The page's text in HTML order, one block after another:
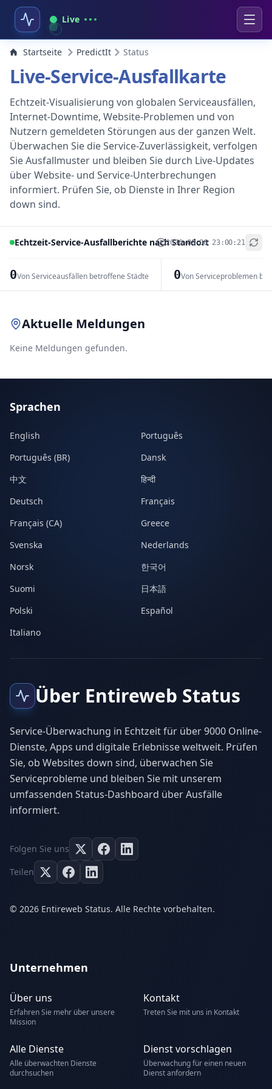
Live
Startseite PredictIt Status
Live-Service-Ausfallkarte
Echtzeit-Visualisierung von globalen Serviceausfällen,
Internet-Downtime, Website-Problemen und von
Nutzern gemeldeten Störungen aus der ganzen Welt.
Überwachen Sie die Service-Zuverlässigkeit, verfolgen
Sie Ausfallmuster und bleiben Sie durch Live-Updates
über Website- und Service-Unterbrechungen
informiert. Prüfen Sie, ob Dienste in Ihrer Region
down sind.
Echtzeit-Service-Ausfallberichte nach Standort
2026-08-06 23:00:21
0Von Serviceausfällen betroffene Städte 0Von Serviceproblemen
+
Aktuelle Meldungen
Keine Meldungen gefunden.
Sprachen
English
Português
Português (BR)
Dansk
中文
हिन्दी
Deutsch
Français
Français (CA)
Greece
Svenska
Nederlands
Norsk
한국어
Suomi
日本語
Polski
Español
Italiano
Über Entireweb Status
Service-Überwachung in Echtzeit für über 9000 Online-
Dienste, Apps und digitale Erlebnisse weltweit. Prüfen
Sie, ob Websites down sind, überwachen Sie
Serviceprobleme und bleiben Sie mit unserem
umfassenden Status-Dashboard über Ausfälle
informiert.
Folgen Sie uns
Teilen
© 2026 Entireweb Status. Alle Rechte vorbehalten.
Unternehmen
Über uns
Erfahren Sie mehr über unsere
Mission
Kontakt
Treten Sie mit uns in Kontakt
Alle Dienste
Alle überwachten Dienste
durchsuchen
Dienst vorschlagen
Überwachung für einen neuen
Dienst anfordern